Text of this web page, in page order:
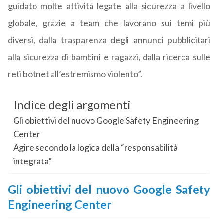
guidato molte attività legate alla sicurezza a livello
globale, grazie a team che lavorano sui temi più
diversi, dalla trasparenza degli annunci pubblicitari
alla sicurezza di bambini e ragazzi, dalla ricerca sulle
reti botnet all’estremismo violento”.
Indice degli argomenti
Gli obiettivi del nuovo Google Safety Engineering
Center
Agire secondo la logica della “responsabilità
integrata”
Gli obiettivi del nuovo Google Safety
Engineering Center